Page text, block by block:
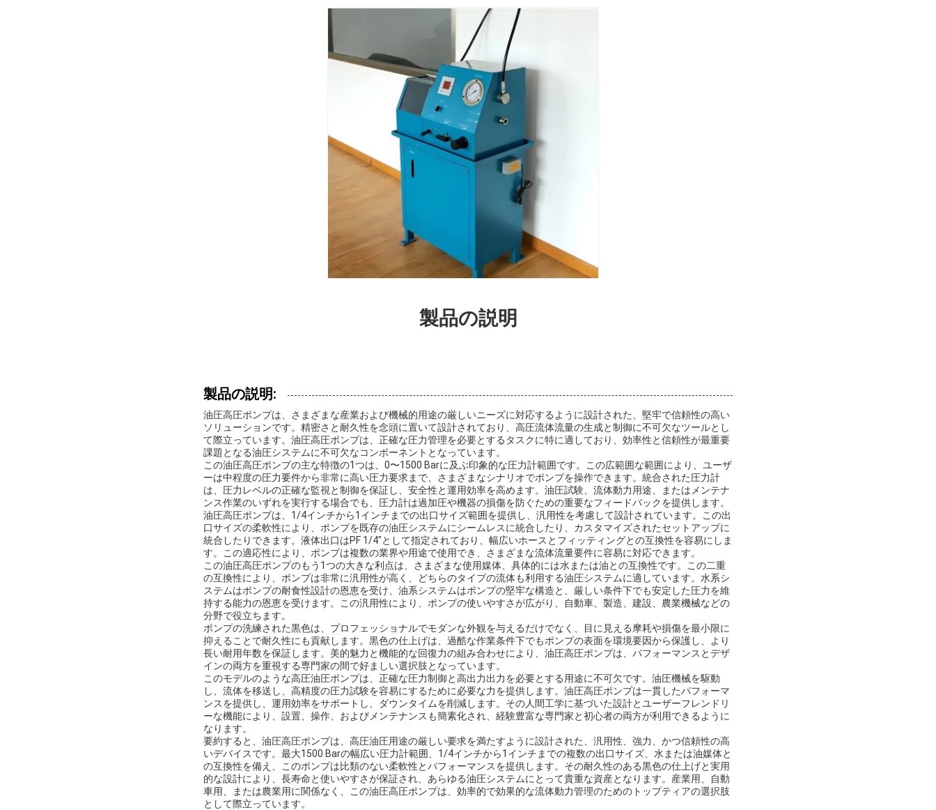
製品の説明
製品の説明:
油圧高圧ポンプは、さまざまな産業および機械的用途の厳しいニーズに対応するように設計された、堅牢で信頼性の高い
ソリューションです。精密さと耐久性を念頭に置いて設計されており、高圧流体流量の生成と制御に不可欠なツールとし
て際立っています。油圧高圧ポンプは、正確な圧力管理を必要とするタスクに特に適しており、効率性と信頼性が最重要
課題となる油圧システムに不可欠なコンポーネントとなっています。
この油圧高圧ポンプの主な特徴の1つは、0〜1500 Barに及ぶ印象的な圧力計範囲です。この広範囲な範囲により、ユーザ
ーは中程度の圧力要件から非常に高い圧力要求まで、さまざまなシナリオでポンプを操作できます。統合された圧力計
は、圧力レベルの正確な監視と制御を保証し、安全性と運用効率を高めます。油圧試験、流体動力用途、またはメンテナ
ンス作業のいずれを実行する場合でも、圧力計は過加圧や機器の損傷を防ぐための重要なフィードバックを提供します。
油圧高圧ポンプは、1/4インチから1インチまでの出口サイズ範囲を提供し、汎用性を考慮して設計されています。この出
口サイズの柔軟性により、ポンプを既存の油圧システムにシームレスに統合したり、カスタマイズされたセットアップに
統合したりできます。液体出口はPF 1/4″として指定されており、幅広いホースとフィッティングとの互換性を容易にしま
す。この適応性により、ポンプは複数の業界や用途で使用でき、さまざまな流体流量要件に容易に対応できます。
この油圧高圧ポンプのもう1つの大きな利点は、さまざまな使用媒体、具体的には水または油との互換性です。この二重
の互換性により、ポンプは非常に汎用性が高く、どちらのタイプの流体も利用する油圧システムに適しています。水系シ
ステムはポンプの耐食性設計の恩恵を受け、油系システムはポンプの堅牢な構造と、厳しい条件下でも安定した圧力を維
持する能力の恩恵を受けます。この汎用性により、ポンプの使いやすさが広がり、自動車、製造、建設、農業機械などの
分野で役立ちます。
ポンプの洗練された黒色は、プロフェッショナルでモダンな外観を与えるだけでなく、目に見える摩耗や損傷を最小限に
抑えることで耐久性にも貢献します。黒色の仕上げは、過酷な作業条件下でもポンプの表面を環境要因から保護し、より
長い耐用年数を保証します。美的魅力と機能的な回復力の組み合わせにより、油圧高圧ポンプは、パフォーマンスとデザ
インの両方を重視する専門家の間で好ましい選択肢となっています。
このモデルのような高圧油圧ポンプは、正確な圧力制御と高出力出力を必要とする用途に不可欠です。油圧機械を駆動
し、流体を移送し、高精度の圧力試験を容易にするために必要な力を提供します。油圧高圧ポンプは一貫したパフォーマ
ンスを提供し、運用効率をサポートし、ダウンタイムを削減します。その人間工学に基づいた設計とユーザーフレンドリ
ーな機能により、設置、操作、およびメンテナンスも簡素化され、経験豊富な専門家と初心者の両方が利用できるように
なります。
要約すると、油圧高圧ポンプは、高圧油圧用途の厳しい要求を満たすように設計された、汎用性、強力、かつ信頼性の高
いデバイスです。最大1500 Barの幅広い圧力計範囲、1/4インチから1インチまでの複数の出口サイズ、水または油媒体と
の互換性を備え、このポンプは比類のない柔軟性とパフォーマンスを提供します。その耐久性のある黒色の仕上げと実用
的な設計により、長寿命と使いやすさが保証され、あらゆる油圧システムにとって貴重な資産となります。産業用、自動
車用、または農業用に関係なく、この油圧高圧ポンプは、効率的で効果的な流体動力管理のためのトップティアの選択肢
として際立っています。